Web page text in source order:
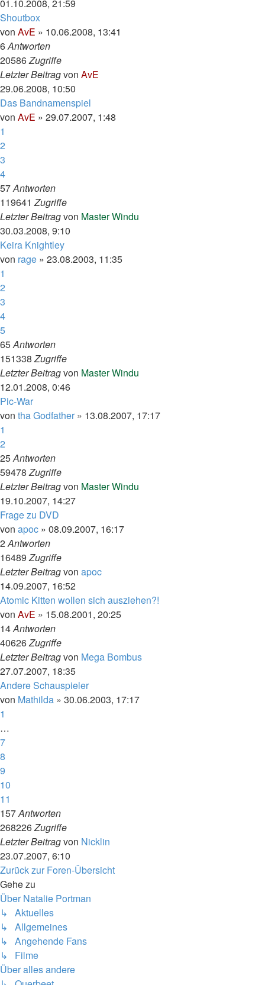
01.10.2008, 21:59
Shoutbox
von AvE » 10.06.2008, 13:41
6Antworten
20586Zugriffe
Letzter Beitragvon AvE
29.06.2008, 10:50
Das Bandnamenspiel
von AvE » 29.07.2007, 1:48
1
2
3
4
57Antworten
119641Zugriffe
Letzter Beitragvon Master Windu
30.03.2008, 9:10
Keira Knightley
von rage » 23.08.2003, 11:35
1
2
3
4
5
65Antworten
151338Zugriffe
Letzter Beitragvon Master Windu
12.01.2008, 0:46
Pic-War
von tha Godfather » 13.08.2007, 17:17
1
2
25Antworten
59478Zugriffe
Letzter Beitragvon Master Windu
19.10.2007, 14:27
Frage zu DVD
von apoc » 08.09.2007, 16:17
2Antworten
16489Zugriffe
Letzter Beitragvon apoc
14.09.2007, 16:52
Atomic Kitten wollen sich ausziehen?!
von AvE » 15.08.2001, 20:25
14Antworten
40626Zugriffe
Letzter Beitragvon Mega Bombus
27.07.2007, 18:35
Andere Schauspieler
von Mathilda » 30.06.2003, 17:17
1
…
7
8
9
10
11
157Antworten
268226Zugriffe
Letzter Beitragvon Nicklin
23.07.2007, 6:10
Zurück zur Foren-Übersicht
Gehe zu
Über Natalie Portman
↳ Aktuelles
↳ Allgemeines
↳ Angehende Fans
↳ Filme
Über alles andere